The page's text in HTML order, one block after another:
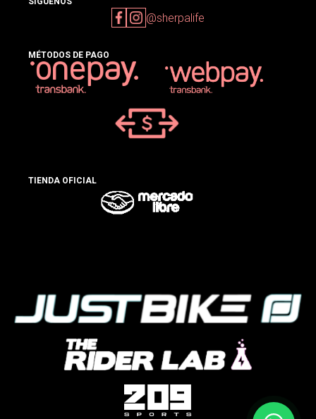
@sherpalife
MÉTODOS DE PAGO
TIENDA OFICIAL